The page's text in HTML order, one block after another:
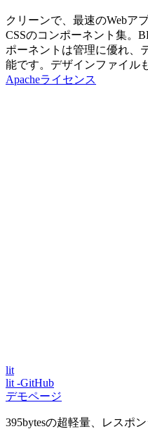
クリーンで、最速のWebア
CSSのコンポーネント集。
ポーネントは管理に優れ、
能です。デザインファイル
Apacheライセンス
lit
lit -GitHub
デモページ
395bytesの超軽量、レスポ